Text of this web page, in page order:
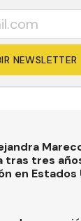
NEWSLETTER
tras tres
en Estados